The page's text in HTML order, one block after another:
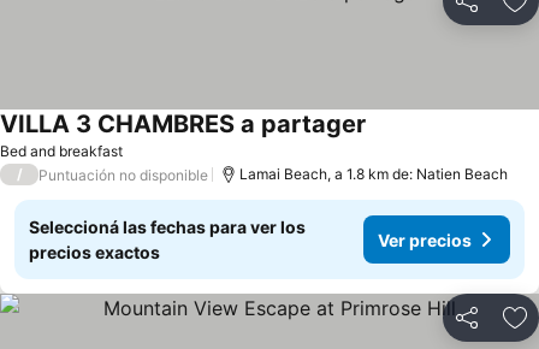
Compartir
Bed and breakfast
VILLA 3 CHAMBRES a partager
/ Puntuación no disponible Lamai Beach, a 1.8 km de: Natien Beach
Seleccioná las fechas para ver los
precios exactos
Ver precios
Compartir